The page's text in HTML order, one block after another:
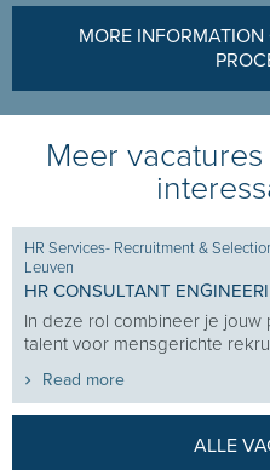
MORE
Meer
HR Services- Recruitment &
Leuven
HR CONSULTANT
In deze rol combineer je
talent voor mensgerichte
Read more
ALLE